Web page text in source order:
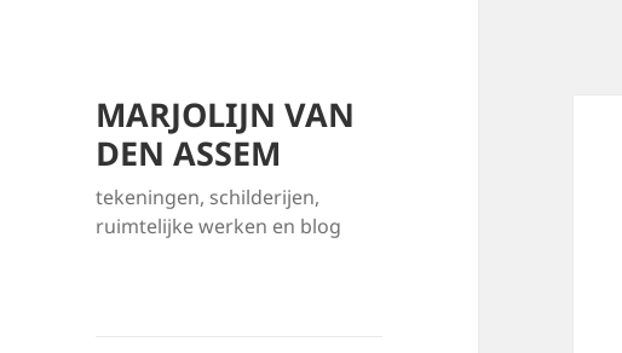
MARJOLIJN VAN
DEN ASSEM
tekeningen, schilderijen,
ruimtelijke werken en blog